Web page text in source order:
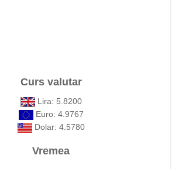
Curs valutar
Lira: 5.8200
Euro: 4.9767
Dolar: 4.5780
Vremea